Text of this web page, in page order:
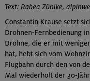
Text: Rabea Zühlke,
Constantin Krause setzt
Drohnen-Fernbedienung
Drohne, die er mit
hat, hebt sich vom
Flugbahn durch den von
Mal wiederholt der 30-